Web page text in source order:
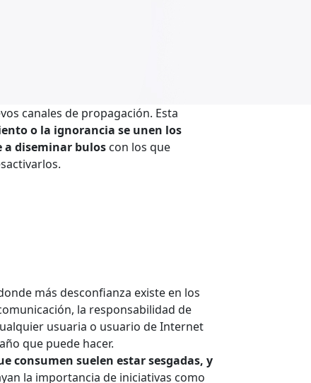
canales de propagación. Esta
o la ignorancia se unen los
a diseminar bulos con los que
más desconfianza existe en los
la responsabilidad de
usuaria o usuario de Internet
que puede hacer.
consumen suelen estar sesgadas, y
la importancia de iniciativas como